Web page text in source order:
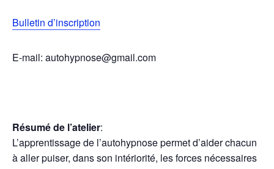
Bulletin d’inscription
E-mail: autohypnose@gmail.com
Résumé de l’atelier:
L’apprentissage de l’autohypnose permet d’aider chacun
à aller puiser, dans son intériorité, les forces nécessaires